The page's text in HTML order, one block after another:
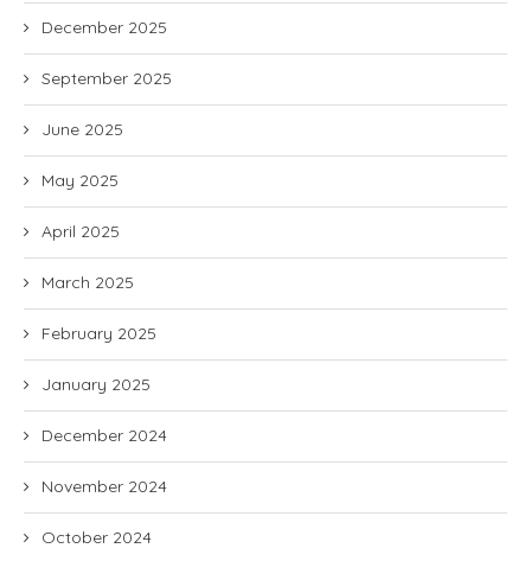
December 2025
September 2025
June 2025
May 2025
April 2025
March 2025
February 2025
January 2025
December 2024
November 2024
October 2024